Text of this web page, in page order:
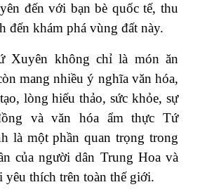
đến với bạn bè quốc tế, thu
đến khám phá vùng đất này.
Xuyên không chỉ là món ăn
mang nhiều ý nghĩa văn hóa,
lòng hiếu thảo, sức khỏe, sự
và văn hóa ẩm thực Tứ
là một phần quan trọng trong
của người dân Trung Hoa và
yêu thích trên toàn thế giới.